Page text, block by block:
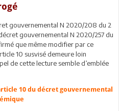
gouvernemental N 2020/208 du 2
gouvernemental N 2020/257 du
que même modifier par ce
10 susvisé demeure loin
de cette lecture semble d’emblée
10 du décret gouvernemental